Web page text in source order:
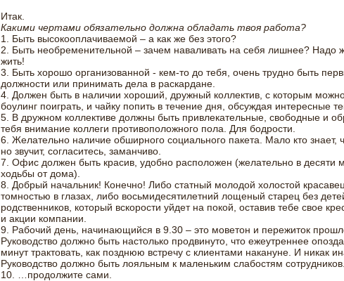
Итак.
Какими чертами обязательно должна обладать твоя работа?
1. Быть высокооплачиваемой – а как же без этого?
2. Быть необременительной – зачем наваливать на себя лишнее? Надо
жить!
3. Быть хорошо организованной - кем-то до тебя, очень трудно быть
должности или принимать дела в раскардане.
4. Должен быть в наличии хороший, дружный коллектив, с которым
боулинг поиграть, и чайку попить в течение дня, обсуждая интересные
5. В дружном коллективе должны быть привлекательные, свободные и
тебя внимание коллеги противоположного пола. Для бодрости.
6. Желательно наличие обширного социального пакета. Мало кто знает,
но звучит, согласитесь, заманчиво.
7. Офис должен быть красив, удобно расположен (желательно в десяти
ходьбы от дома).
8. Добрый начальник! Конечно! Либо статный молодой холостой
томностью в глазах, либо восьмидесятилетний лощеный старец без
родственников, который вскорости уйдет на покой, оставив тебе свое
и акции компании.
9. Рабочий день, начинающийся в 9.30 – это моветон и пережиток
Руководство должно быть настолько продвинуто, что ежеутреннее
минут трактовать, как позднюю встречу с клиентами накануне. И никак
Руководство должно быть лояльным к маленьким слабостям сотрудников.
10. …продолжите сами.